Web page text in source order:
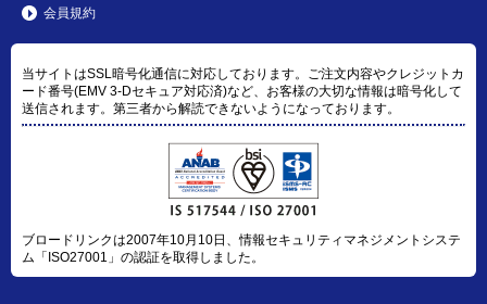
会員規約
当サイトはSSL暗号化通信に対応しております。ご注文内容やクレジットカ
ード番号(EMV 3-Dセキュア対応済)など、お客様の大切な情報は暗号化して
送信されます。第三者から解読できないようになっております。
ブロードリンクは2007年10月10日、情報セキュリティマネジメントシステ
ム「ISO27001」の認証を取得しました。